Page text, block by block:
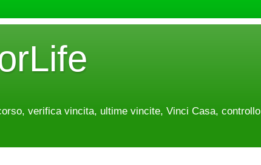
verifica vincita, ultime vincite, Vinci Casa, controllo